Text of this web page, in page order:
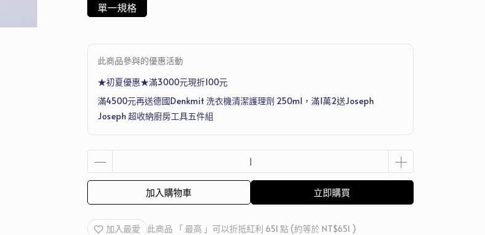
單一規格
此商品參與的優惠活動
★初夏優惠★滿3000元現折100元
滿4500元再送德國Denkmit 洗衣機清潔護理劑 250ml，滿1萬2送Joseph
Joseph 超收納廚房工具五件組
加入購物車 立即購買
加入最愛 此商品 「 最高 」可以折抵紅利 651 點 (約等於 NT$651 )